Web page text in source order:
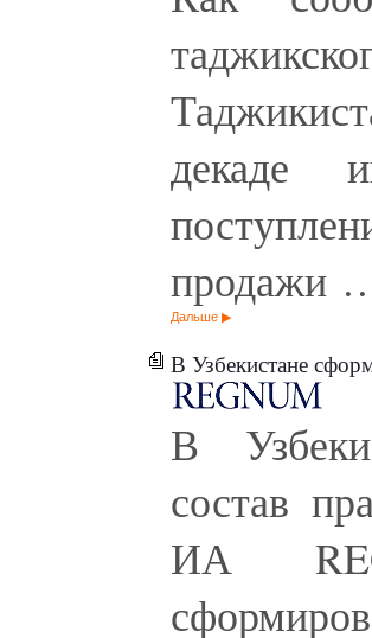
декаде
продажи
Дальше
В Узбекистане
В
состав
ИА